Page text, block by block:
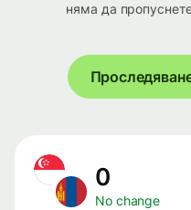
няма да
0
No change